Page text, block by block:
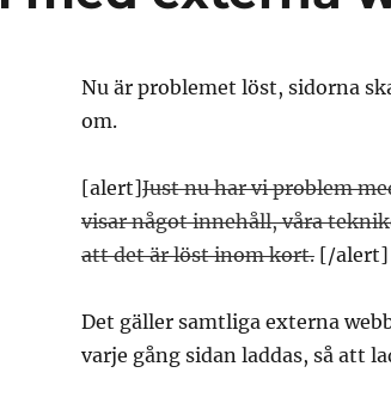
Nu är problemet löst, sidorna
om.
[alert]Just nu har vi problem
visar något innehåll, våra
att det är löst inom kort.[/alert]
Det gäller samtliga externa
varje gång sidan laddas, så att